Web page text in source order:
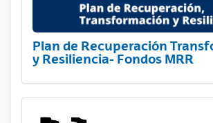
Plan de Recuperación
y Resiliencia- Fondos MRR